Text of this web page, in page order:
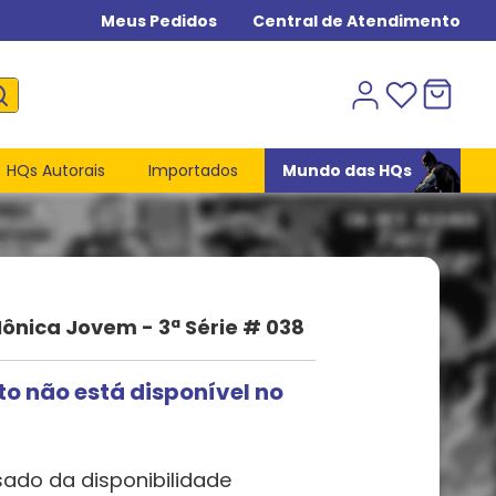
Meus Pedidos Central de Atendimento
HQs Autorais Importados Mundo das HQs
Jovem - 3ª Série # 038
não está disponível no
da disponibilidade